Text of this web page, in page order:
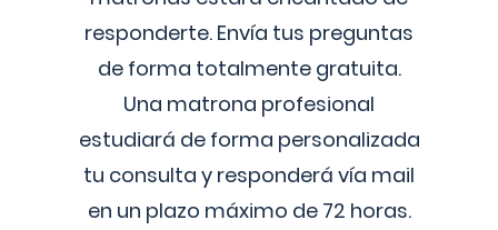
responderte. Envía tus preguntas
de forma totalmente gratuita.
Una matrona profesional
estudiará de forma personalizada
tu consulta y responderá vía mail
en un plazo máximo de 72 horas.